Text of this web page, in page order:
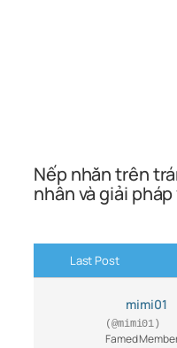
Nếp nhăn trên
nhân và giải
Last Post
mimi01
(@mimi01)
Famed